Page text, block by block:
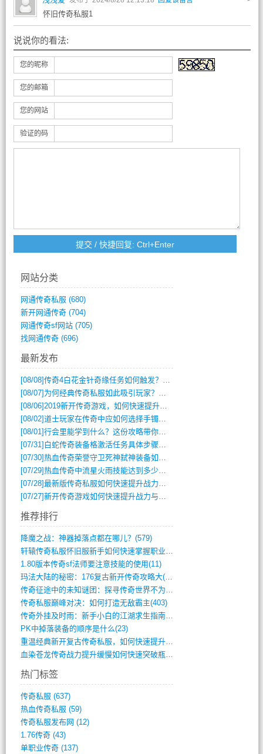
怀旧传奇私服1
说说你的看法:
您的昵称
您的邮箱
您的网站
验证的码
网站分类
网通传奇私服 (680)
新开网通传奇(704)
网通传奇sf网站(705)
找网通传奇(696)
最新发布
[08/08]传奇4白花金针奇缘任务如何触发？完整攻略解析
[08/07] 为何经典传奇私服如此吸引玩家？深度攻略解析
[08/06]2019新开传奇游戏，如何快速提升角色等级？
[08/02]道士玩家在传奇中应如何选择手镯装备？
[08/01]行会里能学到什么？这份攻略带你全掌握
[07/31] 白蛇传奇装备格激活任务具体步骤是什么？如何完成？
[07/30]热血传奇荣誉守卫死神弑神装备如何获取与佩戴攻略？
[07/29]热血传奇中流星火雨技能达到多少级可以开始练装备？
[07/28]最新版传奇私服如何快速提升战力与获取稀有装备？
[07/27]新开传奇游戏如何快速提升战力与获取稀有装备？
推荐排行
降魔之战：神器掉落点都在哪儿？(579)
轩辕传奇私服怀旧服新手如何快速掌握职业选(993)
1.80版本传奇sf法师要注意技能的使用(11)
玛法大陆的秘密：176复古新开传奇攻略大(486)
传奇征途中的未知谜团：探寻传奇世界不为人(595)
传奇私服巅峰对决：如何打造无敌霸主(403)
传奇外挂及时雨：新手小白的江湖求生指南(802)
PK中掉落装备的顺序是什么(23)
重温经典新开复古传奇私服，如何快速提升等(392)
血染苍龙传奇战力提升缓慢如何快速突破瓶颈(654)
热门标签
传奇私服 (637)
热血传奇私服 (59)
传奇私服发布网 (12)
1.76传奇(43)
单职业传奇(137)